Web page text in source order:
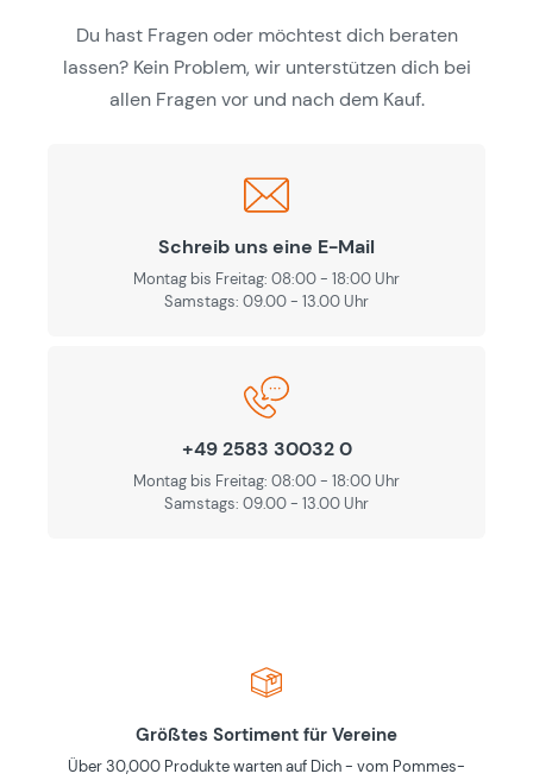
Du hast Fragen oder möchtest dich beraten
lassen? Kein Problem, wir unterstützen dich bei
allen Fragen vor und nach dem Kauf.
Schreib uns eine E-Mail
Montag bis Freitag: 08:00 - 18:00 Uhr
Samstags: 09.00 - 13.00 Uhr
+49 2583 30032 0
Montag bis Freitag: 08:00 - 18:00 Uhr
Samstags: 09.00 - 13.00 Uhr
Größtes Sortiment für Vereine
Über 30,000 Produkte warten auf Dich - vom Pommes-